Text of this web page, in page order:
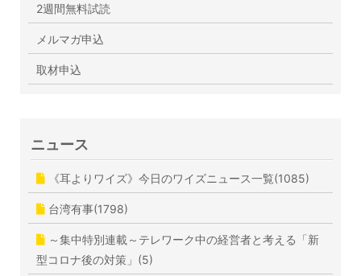
2週間無料試読
メルマガ申込
取材申込
ニュース
《耳よりワイズ》今日のワイズニュース一覧(1085)
台湾有事(1798)
～集中特別連載～テレワーク中の経営者と考える「新
型コロナ後の対策」(5)